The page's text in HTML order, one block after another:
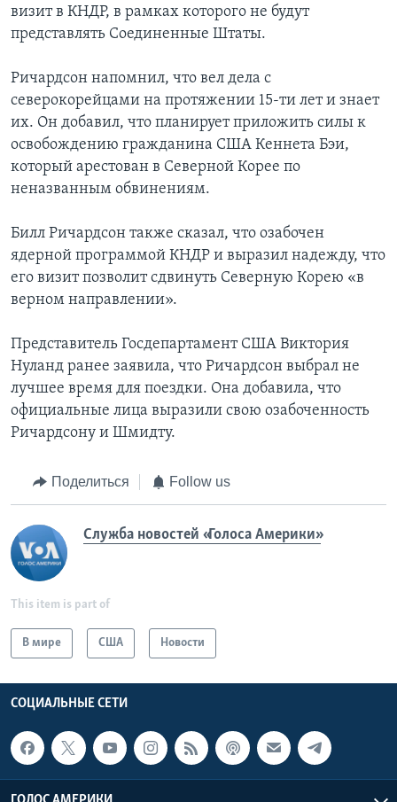
визит в КНДР, в рамках которого не будут
представлять Соединенные Штаты.
Ричардсон напомнил, что вел дела с
северокорейцами на протяжении 15-ти лет и знает
их. Он добавил, что планирует приложить силы к
освобождению гражданина США Кеннета Бэи,
который арестован в Северной Корее по
неназванным обвинениям.
Билл Ричардсон также сказал, что озабочен
ядерной программой КНДР и выразил надежду, что
его визит позволит сдвинуть Северную Корею «в
верном направлении».
Представитель Госдепартамент США Виктория
Нуланд ранее заявила, что Ричардсон выбрал не
лучшее время для поездки. Она добавила, что
официальные лица выразили свою озабоченность
Ричардсону и Шмидту.
Поделиться Follow us
Служба новостей «Голоса Америки»
This item is part of
В мире США Новости
СОЦИАЛЬНЫЕ СЕТИ